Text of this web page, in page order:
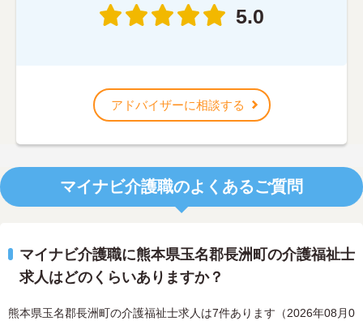
5.0
アドバイザーに相談する
マイナビ介護職のよくあるご質問
マイナビ介護職に熊本県玉名郡長洲町の介護福祉士
求人はどのくらいありますか？
熊本県玉名郡長洲町の介護福祉士求人は7件あります（2026年08月0